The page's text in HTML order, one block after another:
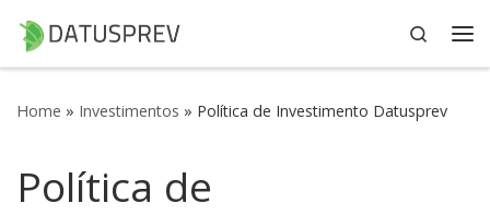
Skip to content
Search
Home » Investimentos » Política de Investimento Datusprev
Política de